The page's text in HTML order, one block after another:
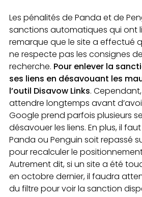
Les pénalités de Panda et de
sanctions automatiques qui ont
remarque que le site a effectué
ne respecte pas les consignes
recherche. Pour enlever la
ses liens en désavouant les
l’outil Disavow Links.
attendre longtemps avant
Google prend parfois plusieurs
désavouer les liens. En plus, il
Panda ou Penguin soit repassé
pour recalculer le
Autrement dit, si un site a été
en octobre dernier, il faudra
du filtre pour voir la sanction